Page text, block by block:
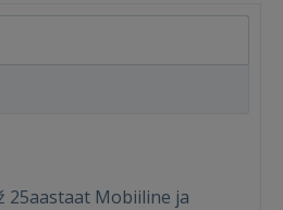
25aastaat Mobiiline ja